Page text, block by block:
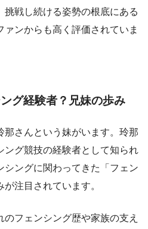
挑戦し続ける姿勢の根底にある
ァンからも高く評価されていま
グ経験者？兄妹の歩み
那さんという妹がいます。玲那
ング競技の経験者として知られ
シングに関わってきた「フェン
注目されています。
フェンシング歴や家族の支え